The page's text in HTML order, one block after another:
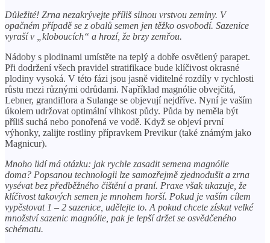
Důležité! Zrna nezakrývejte příliš silnou vrstvou zeminy. V
opačném případě se z obalů semen jen těžko osvobodí. Sazenice
vyraší v „kloboucích“ a hrozí, že brzy zemřou.
Nádoby s plodinami umístěte na teplý a dobře osvětlený parapet.
Při dodržení všech pravidel stratifikace bude klíčivost okrasné
plodiny vysoká. V této fázi jsou jasně viditelné rozdíly v rychlosti
růstu mezi různými odrůdami. Například magnólie obvejčitá,
Lebner, grandiflora a Sulange se objevují nejdříve. Nyní je vaším
úkolem udržovat optimální vlhkost půdy. Půda by neměla být
příliš suchá nebo ponořená ve vodě. Když se objeví první
výhonky, zalijte rostliny přípravkem Previkur (také známým jako
Magnicur).
Mnoho lidí má otázku: jak rychle zasadit semena magnólie
doma? Popsanou technologii lze samozřejmě zjednodušit a zrna
vysévat bez předběžného čištění a praní. Praxe však ukazuje, že
klíčivost takových semen je mnohem horší. Pokud je vaším cílem
vypěstovat 1 – 2 sazenice, udělejte to. A pokud chcete získat velké
množství sazenic magnólie, pak je lepší držet se osvědčeného
schématu.